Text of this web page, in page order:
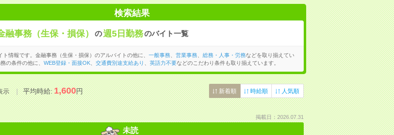
検索結果
融事務（生保・損保） の週5日勤務のバイト一覧
ト情報です。金融事務（生保・損保）のアルバイトの他に、 一般事務、 営業事務、 総務・人事・労務などを取り揃えてい
の条件の他に、 WEB登録・面接OK、 交通費別途支給あり 英語力不要などのこだわり条件も取り揃えています。
示 平均時給:1,600円 新着順 時給順 人気順
掲載日：2026.07.31
未読